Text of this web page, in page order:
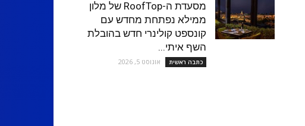
מסעדת ה-RoofTop של מלון
ממילא נפתחת מחדש עם
קונספט קולינרי חדש בהובלת
השף איתי...
כתבה ראשית אוגוסט 5, 2026